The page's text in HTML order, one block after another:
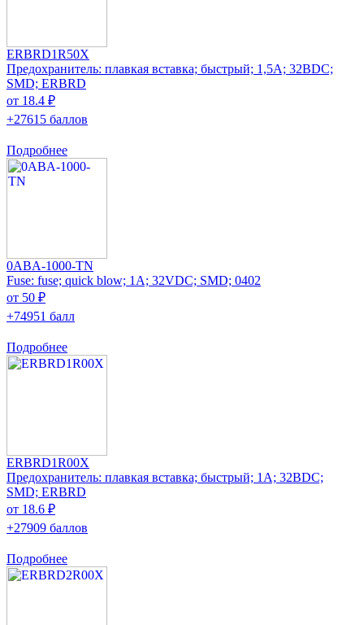
ERBRD1R50X
Предохранитель: плавкая вставка; быстрый; 1,5А; 32ВDC;
SMD; ERBRD
от 18.4 ₽
+27615 баллов
Подробнее
0ABA-1000-TN
Fuse: fuse; quick blow; 1A; 32VDC; SMD; 0402
от 50 ₽
+74951 балл
Подробнее
ERBRD1R00X
Предохранитель: плавкая вставка; быстрый; 1А; 32ВDC;
SMD; ERBRD
от 18.6 ₽
+27909 баллов
Подробнее